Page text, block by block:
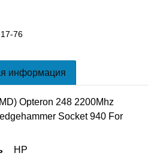
76
информация
Opteron 248 2200Mhz
Socket 940 For
HP